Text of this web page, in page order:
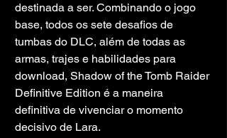
destinada a ser. Combinando o jogo
base, todos os sete desafios de
tumbas do DLC, além de todas as
armas, trajes e habilidades para
download, Shadow of the Tomb Raider
Definitive Edition é a maneira
definitiva de vivenciar o momento
decisivo de Lara.